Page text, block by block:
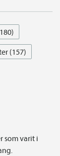
(157)
som varit i